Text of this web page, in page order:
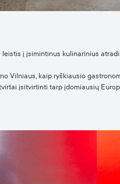
į įsimintinus kulinarinius
Vilniaus, kaip ryškiausio
įsitvirtinti tarp įdomiausių